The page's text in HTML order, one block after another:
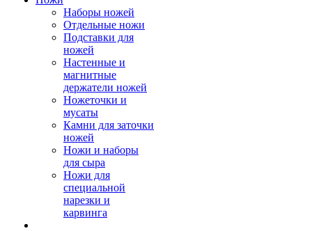
Наборы ножей
Отдельные ножи
Подставки для
ножей
Настенные и
магнитные
держатели ножей
Ножеточки и
мусаты
Камни для заточки
ножей
Ножи и наборы
для сыра
Ножи для
специальной
нарезки и
карвинга